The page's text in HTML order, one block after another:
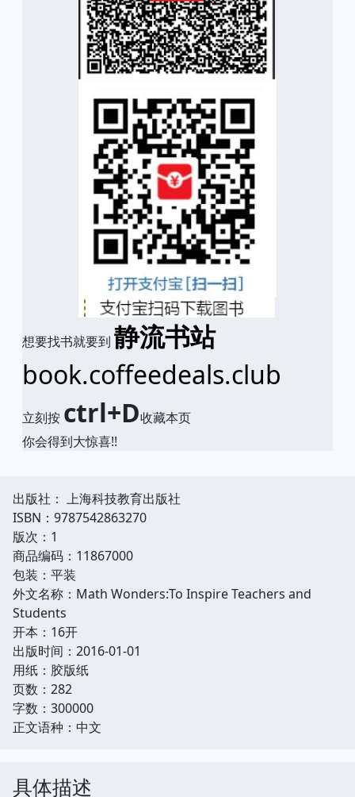
想要找书就要到 静流书站
book.coffeedeals.club
立刻按 ctrl+D收藏本页
你会得到大惊喜!!
出版社： 上海科技教育出版社
ISBN：9787542863270
版次：1
商品编码：11867000
包装：平装
外文名称：Math Wonders:To Inspire Teachers and
Students
开本：16开
出版时间：2016-01-01
用纸：胶版纸
页数：282
字数：300000
正文语种：中文
具体描述